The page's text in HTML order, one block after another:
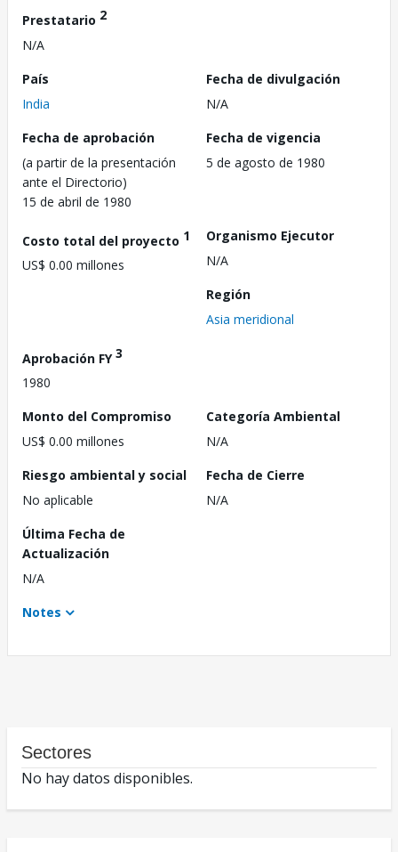
Prestatario 2
N/A
País
India
Fecha de divulgación
N/A
Fecha de aprobación
(a partir de la presentación
ante el Directorio)
15 de abril de 1980
Fecha de vigencia
5 de agosto de 1980
Costo total del proyecto 1
US$ 0.00 millones
Organismo Ejecutor
N/A
Región
Asia meridional
Aprobación FY3
1980
Monto del Compromiso
US$ 0.00 millones
Categoría Ambiental
N/A
Riesgo ambiental y social
No aplicable
Fecha de Cierre
N/A
Última Fecha de
Actualización
N/A
Notes
Sectores
No hay datos disponibles.